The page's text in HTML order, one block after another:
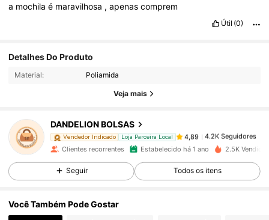
a mochilaé maravilhosa ,apenascomprem
Útil (0)
Detalhes Do Produto
Material: Poliamida
Veja mais
DANDELION BOLSAS
Vendedor Indicado Loja Parceira Local 4,89 4.2K Seguidores
4.2K Seguidores
Clientes recorrentes Estabelecido há 1 ano 2.5K Vendido
Seguir Todos os itens
Você Também Pode Gostar